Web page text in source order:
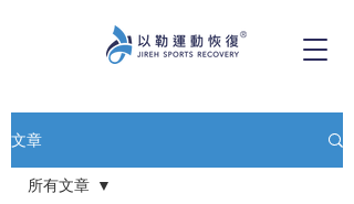
文章
所有文章